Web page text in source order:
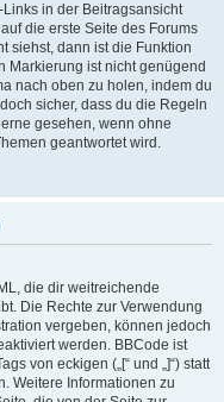
Links in der Beitragsansicht
die erste Seite des Forums
siehst, dann ist die Funktion
Markierung ist nicht genügend
nach oben zu holen, indem du
sicher, dass du die Regeln
gesehen, wenn ohne
geantwortet wird.
die dir weitreichende
Die Rechte zur Verwendung
vergeben, können jedoch
werden. BBCode ist
von eckigen („[“ und „]“) statt
Weitere Informationen zu